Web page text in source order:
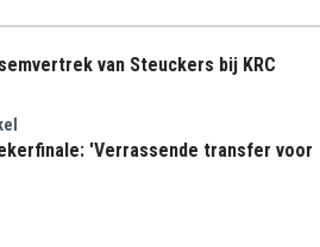
van Steuckers bij KRC
'Verrassende transfer voor